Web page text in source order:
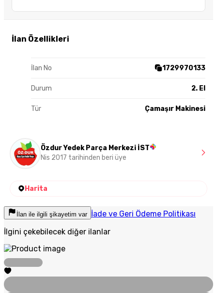
İlan Özellikleri
İlan No 1729970133
Durum 2. El
Tür Çamaşır Makinesi
Özdur Yedek Parça Merkezi İST
Nis 2017 tarihinden beri üye
Harita
İlan ile ilgili şikayetim var İade ve Geri Ödeme Politikası
İlgini çekebilecek diğer ilanlar